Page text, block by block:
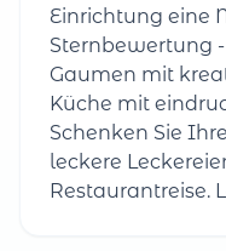
Einrichtung eine
Sternbewertung
Gaumen mit
Küche mit
Schenken Sie
leckere
Restaurantreise.